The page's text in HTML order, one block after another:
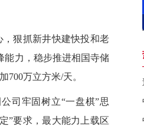
狠抓新井快建快投和老
能力，稳步推进相国寺储
700万立方米/天。
司牢固树立“一盘棋”思
”要求，最大能力上载区